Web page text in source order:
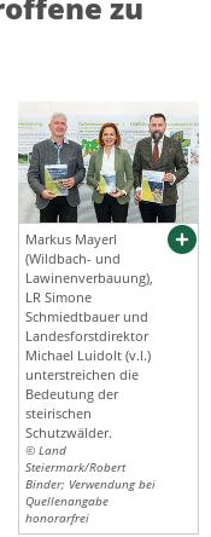
Markus Mayerl
(Wildbach- und
Lawinenverbauung),
LR Simone
Schmiedtbauer und
Landesforstdirektor
Michael Luidolt (v.l.)
unterstreichen die
Bedeutung der
steirischen
Schutzwälder.
© Land
Steiermark/Robert
Binder; Verwendung bei
Quellenangabe
honorarfrei